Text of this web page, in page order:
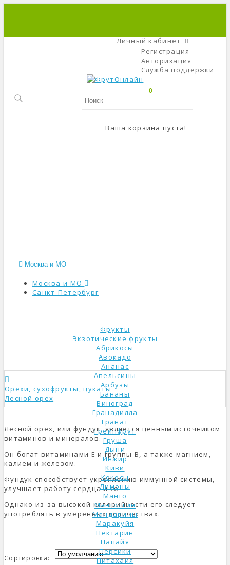
Личный кабинет
Регистрация
Авторизация
Служба поддержки
0
Ваша корзина пуста!
Москва и МО
Москва и МО
Санкт-Петербург
Фрукты
Экзотические фрукты
Абрикосы
Авокадо
Ананас
Апельсины
Арбузы
Бананы
Виноград
Гранадилла
Гранат
Грейпфрут
Груша
Дыни
Инжир
Киви
Кокосы
Лимоны
Манго
Мангостин
Мандарины
Маракуйя
Нектарин
Папайя
Персики
Питахайя
Орехи, сухофрукты, цукаты
Лесной орех
Лесной орех, или фундук, является ценным источником
витаминов и минералов.
Он богат витаминами Е и группы В, а также магнием,
калием и железом.
Фундук способствует укреплению иммунной системы,
улучшает работу сердца и со
Однако из-за высокой калорийности его следует
употреблять в умеренных количествах.
Сортировка: